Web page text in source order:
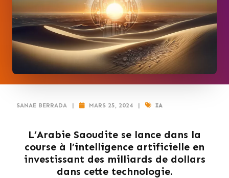
SANAE BERRADA | MARS 25, 2024 | IA
L’Arabie Saoudite se lance dans la
course à l’intelligence artificielle en
investissant des milliards de dollars
dans cette technologie.